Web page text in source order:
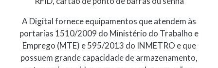
A Digital fornece equipamentos que atendem às
portarias 1510/2009 do Ministério do Trabalho e
Emprego (MTE) e 595/2013 do INMETRO e que
possuem grande capacidade de armazenamento,